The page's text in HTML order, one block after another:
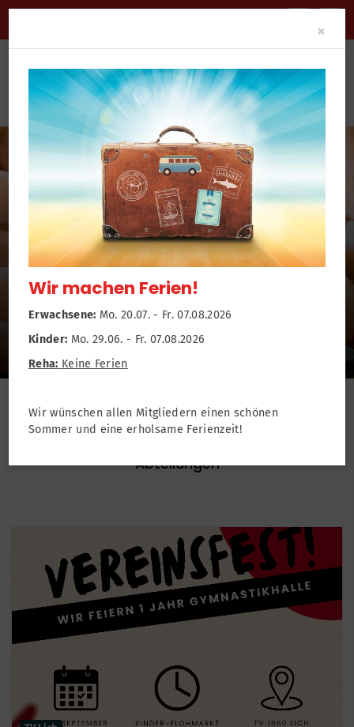
...Sport ist Leben!
Willkommen beim TV 1860 Lich e.V.
Zum Sportangebot
Deine Vereinsnews
Abteilungen
×
Wir machen Ferien!
Erwachsene: Mo. 20.07. - Fr. 07.08.2026
Kinder: Mo. 29.06. - Fr. 07.08.2026
Reha: Keine Ferien
Wir wünschen allen Mitgliedern einen schönen
Sommer und eine erholsame Ferienzeit!